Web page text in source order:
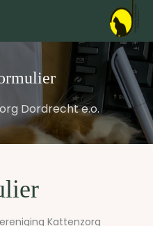
Dordrecht e.o.
Kattenzorg